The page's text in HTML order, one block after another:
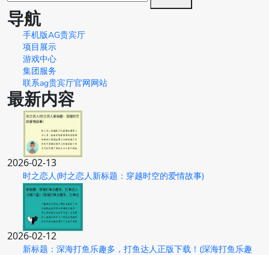
导航
手机版AG贵宾厅
项目展示
游戏中心
集团服务
联系ag贵宾厅官网网站
最新内容
2026-02-13
时之恋人(时之恋人新标题：穿越时空的爱情故事)
2026-02-12
新标题：深海打鱼乐趣多，打鱼达人正版下载！(深海打鱼乐趣